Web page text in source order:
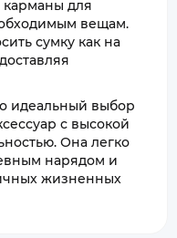
карманы для
вещам.
сумку как на
идеальный выбор
с высокой
Она легко
нарядом и
жизненных